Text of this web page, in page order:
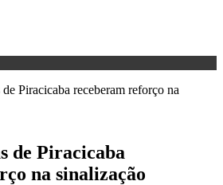
de Piracicaba
na sinalização